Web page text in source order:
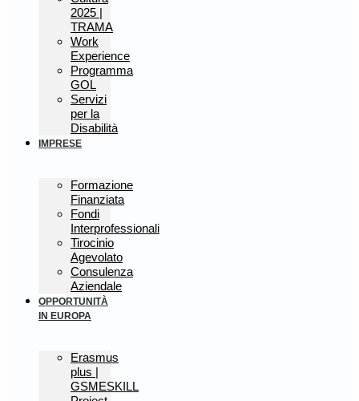
2025 |
TRAMA
Work
Experience
Programma
GOL
Servizi
per la
Disabilità
IMPRESE
Formazione
Finanziata
Fondi
Interprofessionali
Tirocinio
Agevolato
Consulenza
Aziendale
OPPORTUNITÀ
IN EUROPA
Erasmus
plus |
GSMESKILL